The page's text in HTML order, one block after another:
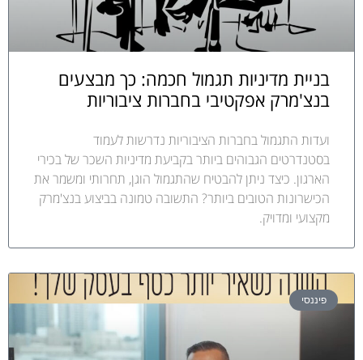
בניית מדיניות תגמול חכמה: כך מבצעים
בנצ'מרק אפקטיבי בחברות ציבוריות
ועדות התגמול בחברות הציבוריות נדרשות לעמוד
בסטנדרטים הגבוהים ביותר בקביעת מדיניות השכר של בכירי
הארגון. כיצד ניתן להבטיח שהתגמול הוגן, תחרותי ומשמר את
הכישרונות הטובים ביותר? התשובה טמונה בביצוע בנצ'מרק
מקצועי ומדויק.
פיננסי